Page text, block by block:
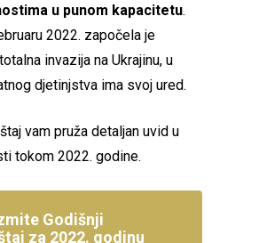
u punom kapacitetu.
2022. započela je
invazija na Ukrajinu, u
djetinjstva ima svoj ured.
vam pruža detaljan uvid u
tokom 2022. godine.
Godišnji
za 2022. godinu